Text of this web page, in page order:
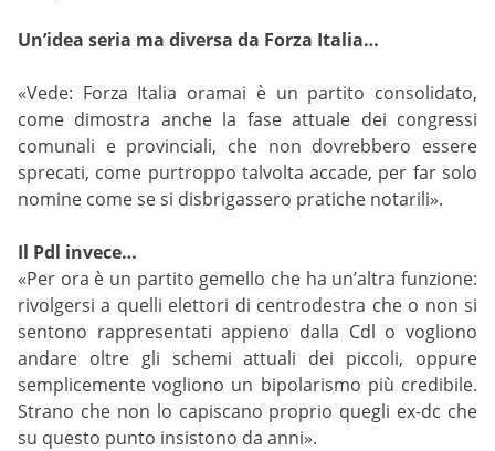
Un’idea seria ma diversa da Forza Italia…
«Vede: Forza Italia oramai è un partito consolidato,
come dimostra anche la fase attuale dei congressi
comunali e provinciali, che non dovrebbero essere
sprecati, come purtroppo talvolta accade, per far solo
nomine come se si disbrigassero pratiche notarili».
Il Pdl invece…
«Per ora è un partito gemello che ha un’altra funzione:
rivolgersi a quelli elettori di centrodestra che o non si
sentono rappresentati appieno dalla Cdl o vogliono
andare oltre gli schemi attuali dei piccoli, oppure
semplicemente vogliono un bipolarismo più credibile.
Strano che non lo capiscano proprio quegli ex-dc che
su questo punto insistono da anni».